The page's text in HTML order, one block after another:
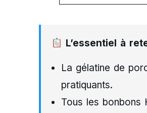
L’essentiel à
La gélatine de
pratiquants.
Tous les bonbons